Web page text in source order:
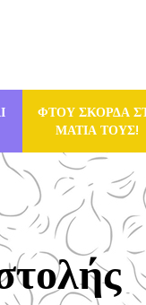
ΦΤΟΥ ΣΚΟΡΔΑ
ΜΑΤΙΑ ΤΟΥΣ!